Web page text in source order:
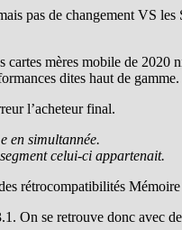
pas de changement VS
mères mobile de
dites haut de gamme.
l’acheteur final.
en simultannée.
celui-ci appartenait.
rétrocompatibilités
se retrouve donc avec